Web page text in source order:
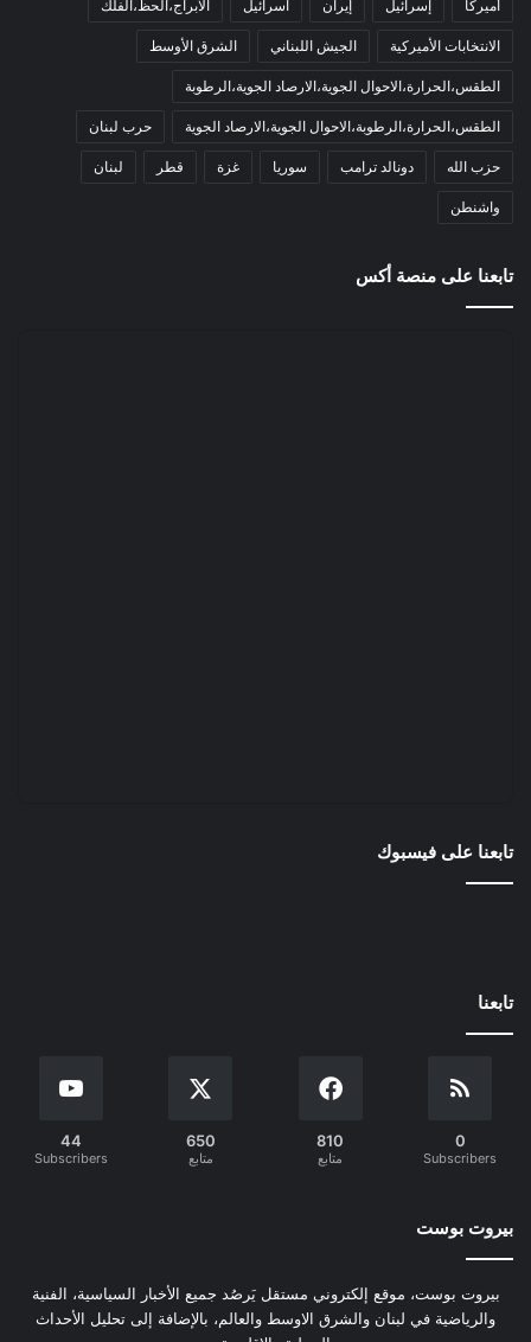
أميركا إسرائيل إيران اسرائيل الابراج،الحظ،الفلك
الانتخابات الأميركية الجيش اللبناني الشرق الأوسط
الطقس،الحرارة،الاحوال الجوية،الارصاد الجوية،الرطوبة
الطقس،الحرارة،الرطوبة،الاحوال الجوية،الارصاد الجوية حرب لبنان
حزب الله دونالد ترامب سوريا غزة قطر لبنان
واشنطن
تابعنا على منصة أكس
تابعنا على فيسبوك
تابعنا
0
Subscribers
810
متابع
650
متابع
44
Subscribers
بيروت بوست
بيروت بوست، موقع إلكتروني مستقل يَرصُد جميع الأخبار السياسية، الفنية
والرياضية في لبنان والشرق الاوسط والعالم، بالإضافة إلى تحليل الأحداث